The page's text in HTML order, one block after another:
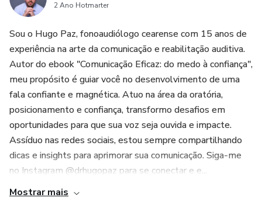
2 Ano Hotmarter
Sou o Hugo Paz, fonoaudiólogo cearense com 15 anos de
experiência na arte da comunicação e reabilitação auditiva.
Autor do ebook "Comunicação Eficaz: do medo à confiança",
meu propósito é guiar você no desenvolvimento de uma
fala confiante e magnética. Atuo na área da oratória,
posicionamento e confiança, transformo desafios em
oportunidades para que sua voz seja ouvida e impacte.
Assíduo nas redes sociais, estou sempre compartilhando
dicas e insights para aprimorar sua comunicação. Siga-me
no Instagram @drhugopaz para se conectar e e...
Mostrar mais